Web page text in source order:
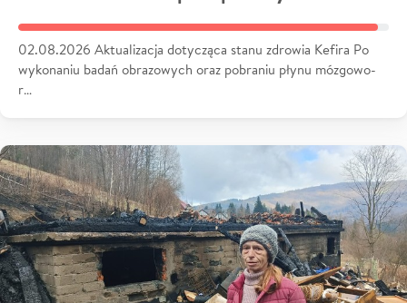
02.08.2026 Aktualizacja dotycząca stanu zdrowia Kefira Po
wykonaniu badań obrazowych oraz pobraniu płynu mózgowo-
r…